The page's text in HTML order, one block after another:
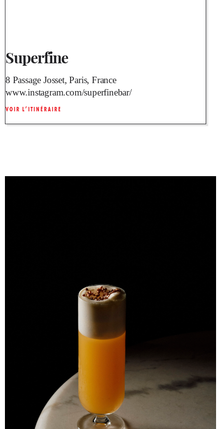
Superfine
8 Passage Josset, Paris, France
www.instagram.com/superfinebar/
VOIR L’ITINÉRAIRE